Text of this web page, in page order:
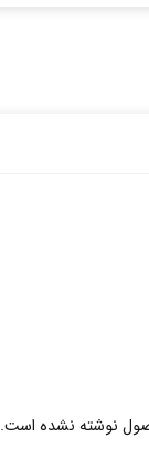
نوشته نشده است.